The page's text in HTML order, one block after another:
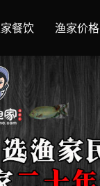
餐饮 渔家价格